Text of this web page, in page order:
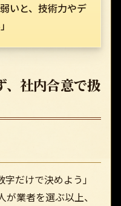
いと、技術力やデ
、社内合意で扱
だけで決めよう」
業者を選ぶ以上、